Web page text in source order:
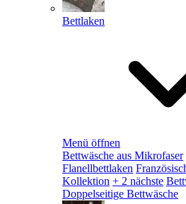
Bettlaken
Menü öffnen
Bettwäsche aus Mikrofaser
Flanellbettlaken
Kollektion + 2 nächste
Doppelseitige Bettwäsche